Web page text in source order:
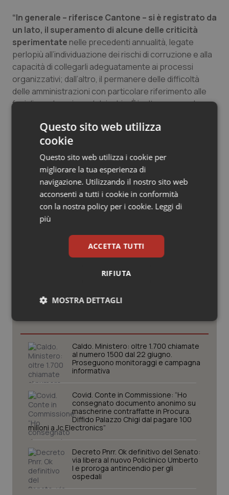
Salute orale & impianti
Sangue & coagulazione
Tiroide
Tumore al seno
Tumori del Polmone & Testa Collo
Tumori gastrointestinali
Ulcera & Reflusso
Vaccini
“In generale – riferisce Cantone – si è registrato da
un lato, il superamento di alcune delle criticità
sperimentate nelle precedenti annualità, legate
perlopiù all’individuazione dei rischi di corruzione e alla
capacità di collegarli adeguatamente ai processi
organizzativi; dall’altro, il permanere delle difficoltà
delle amministrazioni con particolare riferimento alle
fasi di ponderazione del rischio. È inoltre emersa la
contesto, esterno e interno, la mappatura dei
processi, l’individuazione e la valutazione del rischio,
l’identificazione delle misure e le modalità di verifica,
monitoraggio e controllo delle stesse”.
06 Luglio 2017
© Riproduzione riservata
Potrebbe interessarti in
Caldo. Ministero: oltre 1.700 chiamate
al numero 1500 dal 22 giugno.
Proseguono monitoraggi e campagna
informativa
Covid. Conte in Commissione: “Ho
consegnato documento anonimo su
mascherine contraffatte in Procura.
Diffido Palazzo Chigi dal pagare 100
milioni a Jc Electronics”
Decreto Pnrr. Ok definitivo del Senato:
via libera al nuovo Policlinico Umberto
I e proroga antincendio per gli
ospedali
Questo sito web utilizza
cookie
Questo sito web utilizza i cookie per
migliorare la tua esperienza di
navigazione. Utilizzando il nostro sito web
acconsenti a tutti i cookie in conformità
con la nostra policy per i cookie. Leggi di
più
ACCETTA TUTTI
RIFIUTA
MOSTRA DETTAGLI
Necessari Statistici Marketing
Necessari Statistici Marketing
I cookie necessari contribuiscono a rendere fruibile il
sito web abilitandone funzionalità di base quali la
navigazione sulle pagine e l'accesso alle aree
protette del sito. Il sito web non è in grado di
Nome
Fornitore/ Dominio
VISITOR_PRIVACY_METADATA